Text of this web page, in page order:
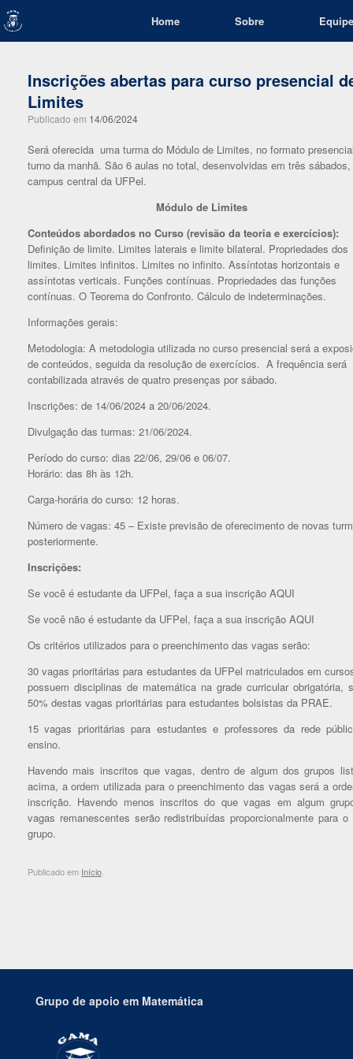
Skip
to
content
Home Sobre Equipe
Inscrições abertas para curso presencial
Limites
Publicado em 14/06/2024
Será oferecida uma turma do Módulo de Limites, no formato
turno da manhã. São 6 aulas no total, desenvolvidas em três sábados,
campus central da UFPel.
Módulo de Limites
Conteúdos abordados no Curso (revisão da teoria e exercícios):
Definição de limite. Limites laterais e limite bilateral. Propriedades dos
limites. Limites infinitos. Limites no infinito. Assíntotas horizontais e
assíntotas verticais. Funções contínuas. Propriedades das funções
contínuas. O Teorema do Confronto. Cálculo de indeterminações.
Informações gerais:
Metodologia: A metodologia utilizada no curso presencial será a
de conteúdos, seguida da resolução de exercícios. A frequência será
contabilizada através de quatro presenças por sábado.
Inscrições: de 14/06/2024 a 20/06/2024.
Divulgação das turmas: 21/06/2024.
Período do curso: dias 22/06, 29/06 e 06/07.
Horário: das 8h às 12h.
Carga-horária do curso: 12 horas.
Número de vagas: 45 – Existe previsão de oferecimento de novas
posteriormente.
Inscrições:
Se você é estudante da UFPel, faça a sua inscrição AQUI
Se você não é estudante da UFPel, faça a sua inscrição AQUI
Os critérios utilizados para o preenchimento das vagas serão:
30 vagas prioritárias para estudantes da UFPel matriculados em
possuem disciplinas de matemática na grade curricular obrigatória,
50% destas vagas prioritárias para estudantes bolsistas da PRAE.
15vagas prioritárias para estudantes e professores da rede
ensino.
Havendo mais inscritos que vagas, dentro de algum dos grupos
acima, a ordem utilizada para o preenchimento das vagas será a
inscrição. Havendo menos inscritos do que vagas em algum
vagas remanescentes serão redistribuídas proporcionalmente para o
grupo.
Publicado em Início
Grupo de apoio em Matemática